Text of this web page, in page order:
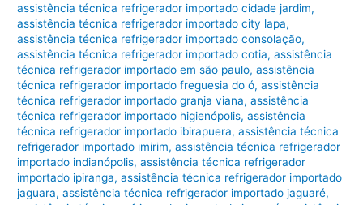
assistência técnica refrigerador importado cidade jardim,
assistência técnica refrigerador importado city lapa,
assistência técnica refrigerador importado consolação,
assistência técnica refrigerador importado cotia,assistência
técnica refrigerador importado em são paulo,assistência
técnica refrigerador importado freguesia do ó,assistência
técnica refrigerador importado granja viana,assistência
técnica refrigerador importado higienópolis,assistência
técnica refrigerador importado ibirapuera,assistência técnica
refrigerador importado imirim,assistência técnica refrigerador
importado indianópolis,assistência técnica refrigerador
importado ipiranga,assistência técnica refrigerador importado
jaguara,assistência técnica refrigerador importado jaguaré,